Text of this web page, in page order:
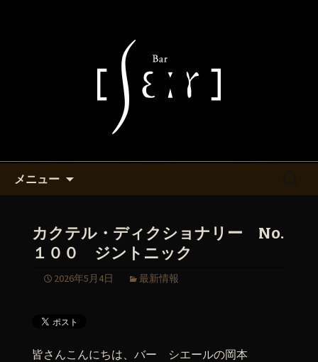
池袋西口付近にあるバーシエー
ルのマスターが書くブログ
メニュー
カクテル・ディクショナリー No.
１００ ジントニック
2026年5月4日 最新情報
皆さんこんにちは、バー シエールの岡本